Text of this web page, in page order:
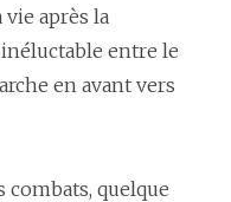
après la
entre le
en avant vers
quelque